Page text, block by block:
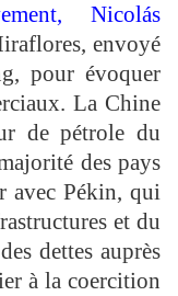
Nicolás
envoyé
pour évoquer
La Chine
de pétrole du
des pays
avec Pékin, qui
et du
dettes auprès
à la coercition